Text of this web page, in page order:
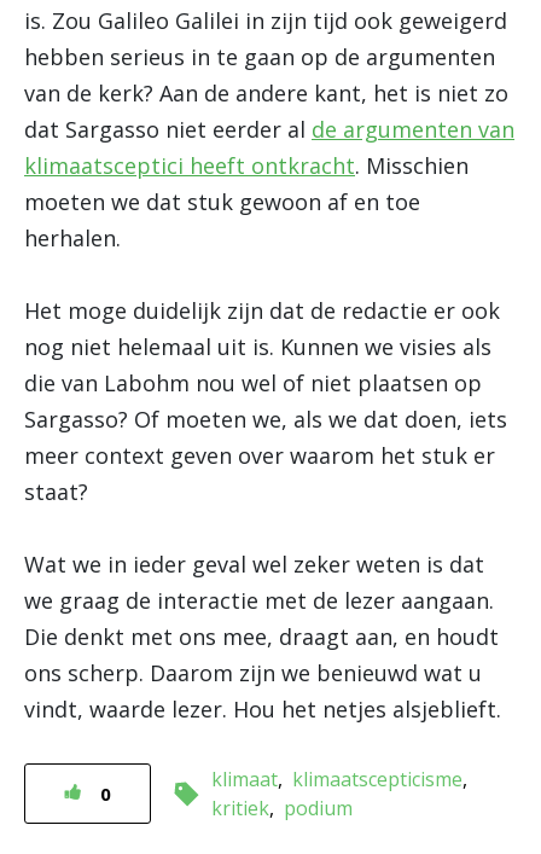
is. Zou Galileo Galilei in zijn tijd ook geweigerd
hebben serieus in te gaan op de argumenten
van de kerk? Aan de andere kant, het is niet zo
dat Sargasso niet eerder al de argumenten van
klimaatsceptici heeft ontkracht. Misschien
moeten we dat stuk gewoon af en toe
herhalen.
Het moge duidelijk zijn dat de redactie er ook
nog niet helemaal uit is. Kunnen we visies als
die van Labohm nou wel of niet plaatsen op
Sargasso? Of moeten we, als we dat doen, iets
meer context geven over waarom het stuk er
staat?
Wat we in ieder geval wel zeker weten is dat
we graag de interactie met de lezer aangaan.
Die denkt met ons mee, draagt aan, en houdt
ons scherp. Daarom zijn we benieuwd wat u
vindt, waarde lezer. Hou het netjes alsjeblieft.
0
klimaat klimaatscepticisme
kritiek podium